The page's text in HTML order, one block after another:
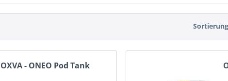
OXVA - ONEO Pod Tank